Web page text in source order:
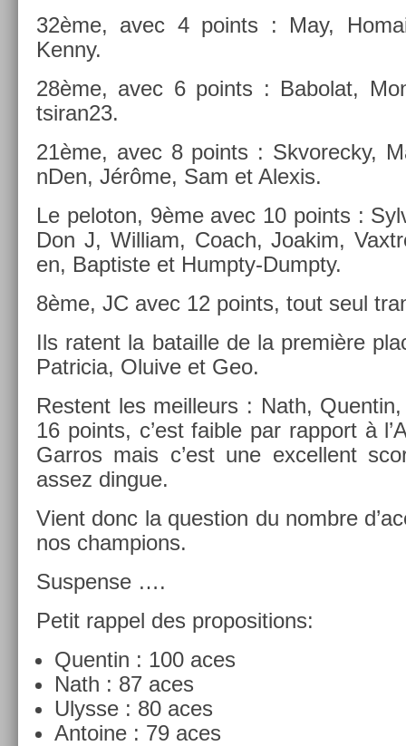
32ème, avec 4 points : May,
Kenny.
28ème, avec 6 points : Babolat,
tsiran23.
21ème, avec 8 points : Skvorec­ky,
nD­en, Jérôme, Sam et Al­exis.
Le peloton, 9ème avec 10 points :
Don J, Wil­liam, Coach, Joakim,
en, Bap­tiste et Humpty-Dumpty.
8ème, JC avec 12 points, tout seul
Ils ratent la batail­le de la première
Pat­ricia, Oluive et Geo.
Re­stent les meil­leurs : Nath,
16 points, c’est faib­le par rap­port à
Garros mais c’est une ex­cel­lent
assez di­ngue.
Vient donc la ques­tion du nombre
nos champ­ions.
Sus­pen­se ….
Petit rap­pel des pro­posi­tions:
Quen­tin : 100 aces
Nath : 87 aces
Ulys­se : 80 aces
An­toine : 79 aces